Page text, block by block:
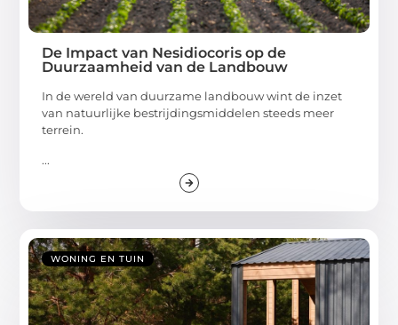
De Impact van Nesidiocoris op de
Duurzaamheid van de Landbouw
In de wereld van duurzame landbouw wint de inzet
van natuurlijke bestrijdingsmiddelen steeds meer
terrein.
...
WONING EN TUIN